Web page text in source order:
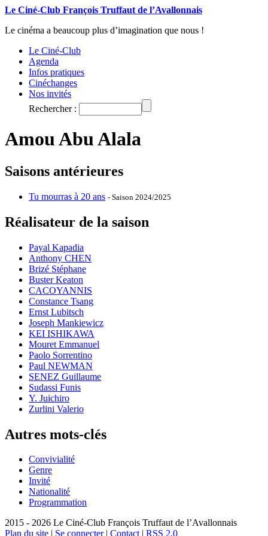
Le Ciné-Club François Truffaut de l’Avallonnais
Le cinéma a beaucoup plus d’imagination que nous !
Le Ciné-Club
Agenda
Infos pratiques
Cinéchanges
Nos invités
Rechercher :
Amou Abu Alala
Saisons antérieures
Tu mourras à 20 ans - Saison 2024/2025
Réalisateur de la saison
Payal Kapadia
Anthony CHEN
Brizé Stéphane
Buster Keaton
CACOYANNIS
Constance Tsang
Ernst Lubitsch
Joseph Mankiewicz
KEI ISHIKAWA
Mouret Emmanuel
Paolo Sorrentino
Paul NEWMAN
SENEZ Guillaume
Sudassi Funis
Y. Juichiro
Zurlini Valerio
Autres mots-clés
Convivialité
Genre
Invité
Nationalité
Programmation
2015 - 2026 Le Ciné-Club François Truffaut de l’Avallonnais
Plan du site | Se connecter| Contact | RSS 2.0